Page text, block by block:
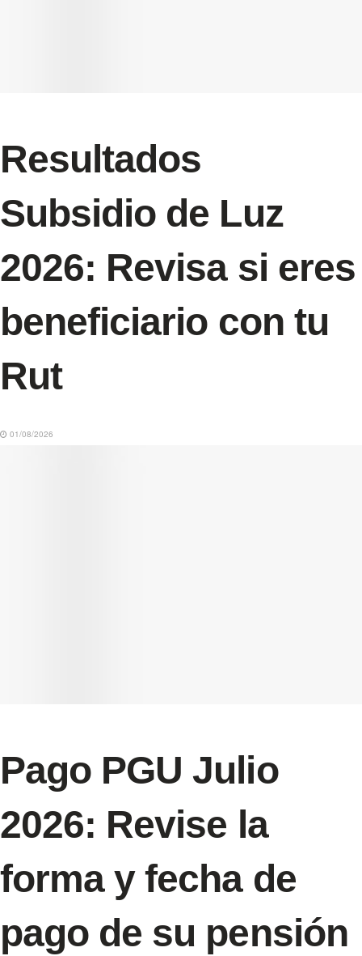
Resultados
Subsidio de Luz
2026: Revisa si eres
beneficiario con tu
Rut
01/08/2026
Pago PGU Julio
2026: Revise la
forma y fecha de
pago de su pensión